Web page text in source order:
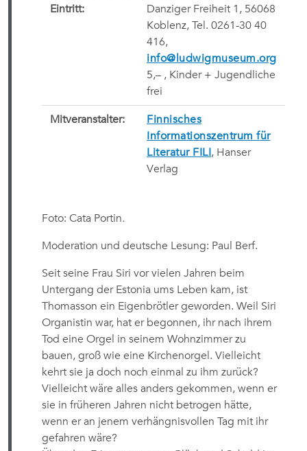
Eintritt:
Danziger Freiheit 1, 56068
Koblenz, Tel. 0261-30 40
416,
info@ludwigmuseum.org
5,– , Kinder + Jugendliche
frei
Mitveranstalter:
Finnisches
Informationszentrum für
Literatur FILI, Hanser
Verlag
Foto: Cata Portin.
Moderation und deutsche Lesung: Paul Berf.
Seit seine Frau Siri vor vielen Jahren beim
Untergang der Estonia ums Leben kam, ist
Thomasson ein Eigenbrötler geworden. Weil Siri
Organistin war, hat er begonnen, ihr nach ihrem
Tod eine Orgel in seinem Wohnzimmer zu
bauen, groß wie eine Kirchenorgel. Vielleicht
kehrt sie ja doch noch einmal zu ihm zurück?
Vielleicht wäre alles anders gekommen, wenn er
sie in früheren Jahren nicht betrogen hätte,
wenn er an jenem verhängnisvollen Tag mit ihr
gefahren wäre?